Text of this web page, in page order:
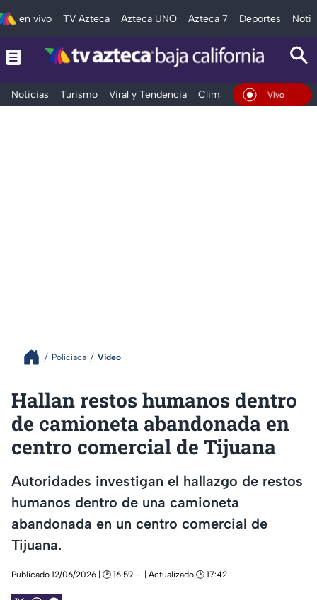
en vivo TV Azteca Azteca UNO Azteca 7 Deportes
Noticias Turismo Viral y Tendencia Clima Deportes
En Vivo
Policiaca Video
Hallan restos humanos dentro
de camioneta abandonada en
centro comercial de Tijuana
Autoridades investigan el hallazgo de restos
humanos dentro de una camioneta
abandonada en un centro comercial de
Tijuana.
Publicado 12/06/2026 | 🕑 16:59 | Actualizado 🕑 17:42